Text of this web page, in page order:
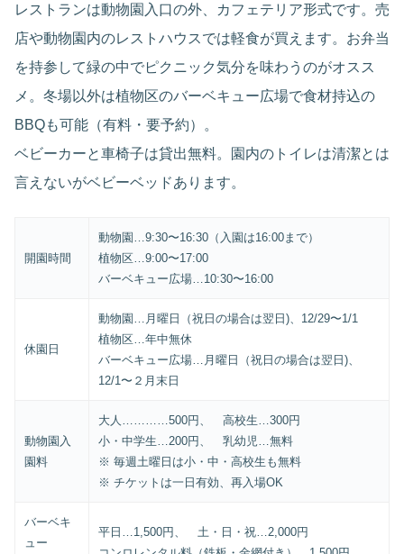
レストランは動物園入口の外、カフェテリア形式です。売
店や動物園内のレストハウスでは軽食が買えます。お弁当
を持参して緑の中でピクニック気分を味わうのがオスス
メ。冬場以外は植物区のバーベキュー広場で食材持込の
BBQも可能（有料・要予約）。
ベビーカーと車椅子は貸出無料。園内のトイレは清潔とは
言えないがベビーベッドあります。
開園時間
動物園…9:30〜16:30（入園は16:00まで）
植物区…9:00〜17:00
バーベキュー広場…10:30〜16:00
休園日
動物園…月曜日（祝日の場合は翌日)、12/29〜1/1
植物区…年中無休
バーベキュー広場…月曜日（祝日の場合は翌日)、
12/1〜２月末日
動物園入
園料
大人…………500円、 高校生…300円
小・中学生…200円、 乳幼児…無料
※ 毎週土曜日は小・中・高校生も無料
※ チケットは一日有効、再入場OK
バーベキ
ュー
平日…1,500円、 土・日・祝…2,000円